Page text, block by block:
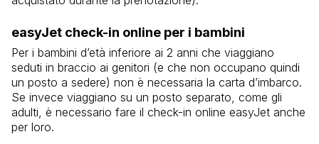
easyJet check-in online per i bambini
Per i bambini d’età inferiore ai 2 anni che viaggiano
seduti in braccio ai genitori (e che non occupano quindi
un posto a sedere) non è necessaria la carta d’imbarco.
Se invece viaggiano su un posto separato, come gli
adulti, è necessario fare il check-in online easyJet anche
per loro.